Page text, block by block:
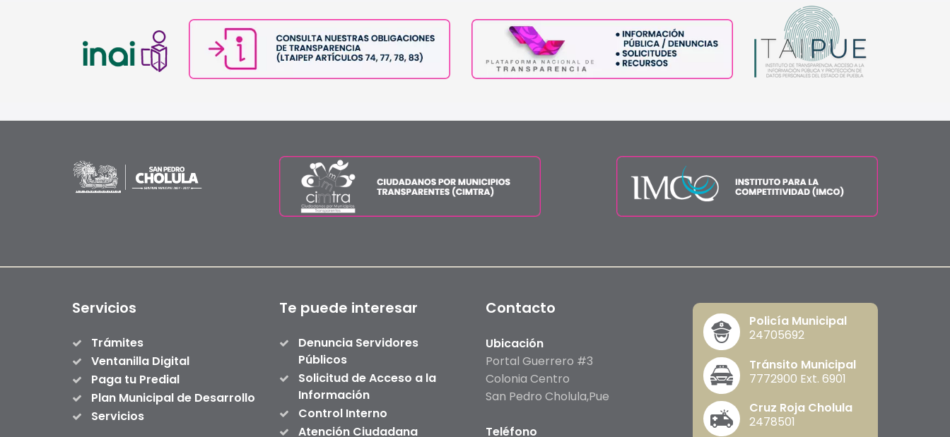
Servicios
Trámites
Ventanilla Digital
Paga tu Predial
Plan Municipal de Desarrollo
Servicios
Te puede interesar
Denuncia Servidores
Públicos
Solicitud de Acceso a la
Información
Control Interno
Atención Ciudadana
Contacto
Ubicación
Portal Guerrero #3
Colonia Centro
San Pedro Cholula,Pue
Teléfono
Policía Municipal
24705692
Tránsito Municipal
7772900 Ext. 6901
Cruz Roja Cholula
2478501